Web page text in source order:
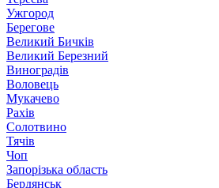
Ужгород
Берегове
Великий Бичків
Великий Березний
Виноградів
Воловець
Мукачево
Рахів
Солотвино
Тячів
Чоп
Запорізька область
Бердянськ